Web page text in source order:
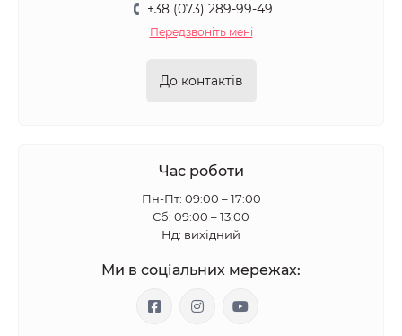
+38 (073) 289-99-49
Передзвоніть мені
До контактів
Час роботи
Пн-Пт: 09:00 – 17:00
Сб: 09:00 – 13:00
Нд: вихідний
Ми в соціальних мережах: